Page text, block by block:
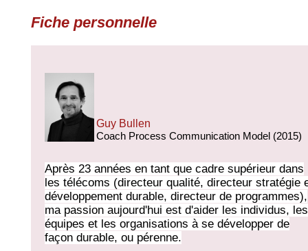
Fiche personnelle
Guy Bullen
Coach Process Communication Model (2015)
Après 23 années en tant que cadre supérieur dans
les télécoms (directeur qualité, directeur stratégie
développement durable, directeur de programmes),
ma passion aujourd'hui est d'aider les individus, les
équipes et les organisations à se développer de
façon durable, ou pérenne.